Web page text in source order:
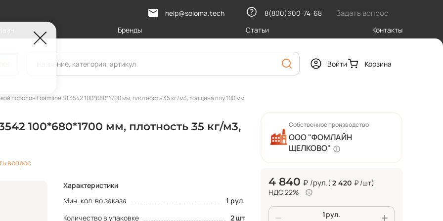
help@soloma.tech 8(800)600-74-68 Задать вопрос
Бренды Статьи Контакты
Войти Корзина
поролон Foamline ST3542 100*680*1700 мм, плотность 35 кг/м3, толщина ппу 100 мм
100*680*1700 мм, плотность 35 кг/м3,
вопрос
Характеристики
Мин. кол-во заказа
1 рул.
Количество в упаковке
2 шт
Собственное производство
ООО "ФОМЛАЙН
ЩЕЛКОВО"
4 840 ₽ /рул.(2 420 ₽ /шт)
НДС 22%
рул.